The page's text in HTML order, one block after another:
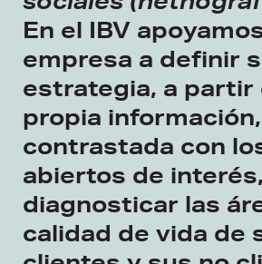
En el IBV
empresa a definir
estrategia, a partir
propia información,
contrastada con
abiertos de
diagnosticar las
calidad de vida de